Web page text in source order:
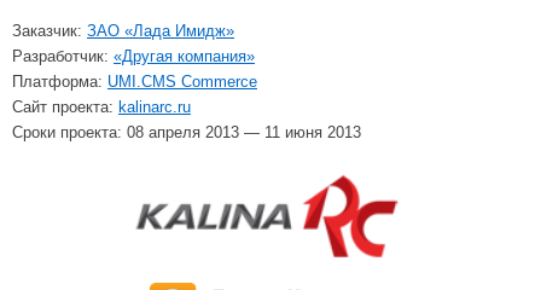
Заказчик: ЗАО «Лада Имидж»
Разработчик: «Другая компания»
Платформа: UMI.CMS Commerce
Сайт проекта: kalinarc.ru
Сроки проекта: 08 апреля 2013 — 11 июня 2013